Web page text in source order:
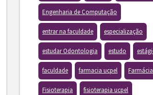
Engenharia de Computação
entrar na faculdade especialização
estudar Odontologia estudo
faculdade farmacia ucpel Farmácia
Fisioterapia fisioterapia ucpel